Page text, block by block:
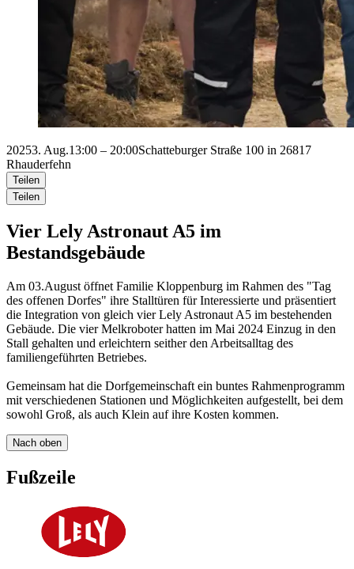
20253. Aug.13:00 – 20:00Schatteburger Straße 100 in 26817
Rhauderfehn
Teilen
Teilen
Vier Lely Astronaut A5 im
Bestandsgebäude
Am 03.August öffnet Familie Kloppenburg im Rahmen des "Tag
des offenen Dorfes" ihre Stalltüren für Interessierte und präsentiert
die Integration von gleich vier Lely Astronaut A5 im bestehenden
Gebäude. Die vier Melkroboter hatten im Mai 2024 Einzug in den
Stall gehalten und erleichtern seither den Arbeitsalltag des
familiengeführten Betriebes.
Gemeinsam hat die Dorfgemeinschaft ein buntes Rahmenprogramm
mit verschiedenen Stationen und Möglichkeiten aufgestellt, bei dem
sowohl Groß, als auch Klein auf ihre Kosten kommen.
Nach oben
Fußzeile